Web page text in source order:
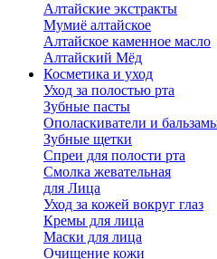
Алтайские экстракты
Мумиё алтайское
Алтайское каменное масло
Алтайский Мёд
Косметика и уход
Уход за полостью рта
Зубные пасты
Ополаскиватели и
Зубные щетки
Спреи для полости рта
Смолка жевательная
для Лица
Уход за кожей вокруг глаз
Кремы для лица
Маски для лица
Очищение кожи